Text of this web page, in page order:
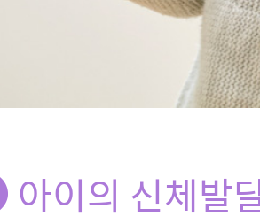
아이의 신체발